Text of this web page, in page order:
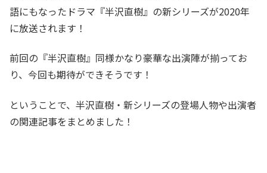
語にもなったドラマ『半沢直樹』の新シリーズが2020年
に放送されます！
前回の『半沢直樹』同様かなり豪華な出演陣が揃ってお
り、今回も期待ができそうです！
ということで、半沢直樹・新シリーズの登場人物や出演者
の関連記事をまとめました！